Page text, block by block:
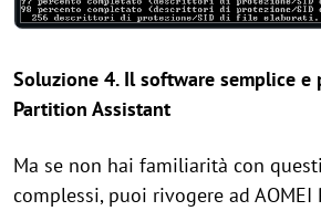
Soluzione 4. Il software semplice e
Partition Assistant
Ma se non hai familiarità con
complessi, puoi rivogere ad